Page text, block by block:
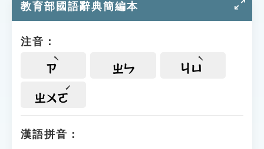
單字索引
遊戲專區
教學應用
貓頭鷹博士
教育部國語辭典簡編本
注音：
ㄗ ㄓㄣ ㄐㄩ
ㄓㄨㄛ
漢語拼音：